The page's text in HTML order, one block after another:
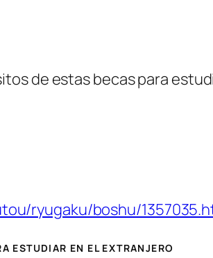
de estas becas para
ryugaku/boshu/
ESTUDIAR EN EL EXTRANJERO